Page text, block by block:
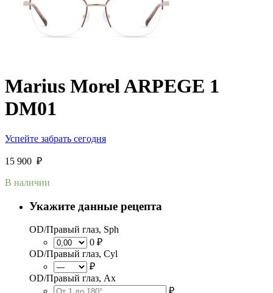
Marius Morel ARPEGE 1
DM01
Успейте забрать сегодня
15 900 ₽
В наличии
Укажите данные рецепта
OD/Правый глаз, Sph
0 ₽
OD/Правый глаз, Cyl
₽
OD/Правый глаз, Ax